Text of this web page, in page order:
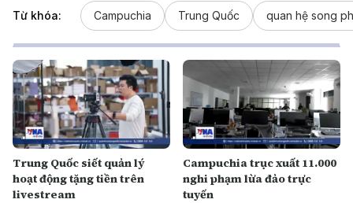
Từ khóa: Campuchia Trung Quốc quan hệ song
Trung Quốc siết quản lý
hoạt động tặng tiền trên
livestream
Campuchia trục xuất 11.000
nghi phạm lừa đảo trực
tuyến